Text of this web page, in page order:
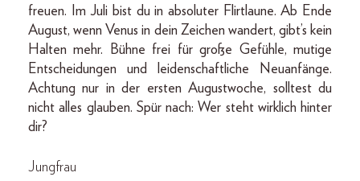
freuen. Im Juli bist du in absoluter Flirtlaune. Ab Ende
August, wenn Venus in dein Zeichen wandert, gibt’s kein
Halten mehr. Bühne frei für große Gefühle, mutige
Entscheidungen und leidenschaftliche Neuanfänge.
Achtung nur in der ersten Augustwoche, solltest du
nicht alles glauben. Spür nach: Wer steht wirklich hinter
dir?
Jungfrau